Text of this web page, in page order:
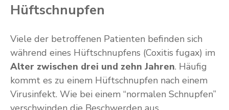
Hüftschnupfen
Viele der betroffenen Patienten befinden sich
während eines Hüftschnupfens (Coxitis fugax) im
Alter zwischen drei und zehn Jahren. Häufig
kommt es zu einem Hüftschnupfen nach einem
Virusinfekt. Wie bei einem “normalen Schnupfen”